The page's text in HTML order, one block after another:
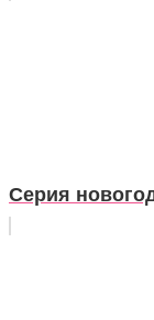
Серия